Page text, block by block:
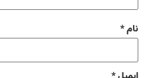
نام*